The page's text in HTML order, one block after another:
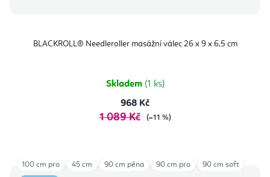
BLACKROLL® Needleroller masážní válec 26 x 9 x 6,5 cm
Skladem (1 ks)
968 Kč
1 089 Kč (–11 %)
100 cm pro 45 cm 90 cm pěna 90 cm pro 90 cm soft